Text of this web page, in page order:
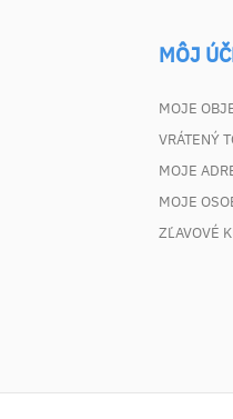
MÔJ
MOJE
VRÁTENÝ
MOJE
MOJE
ZĽAVOVÉ